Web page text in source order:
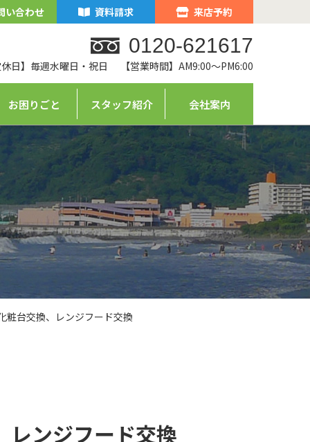
い合わせ 資料請求 来店予約
0120-621617
日】毎週水曜日・祝日 【営業時間】AM9:00～PM6:00
お困りごと スタッフ紹介 会社案内
粧台交換、レンジフード交換
レンジフード交換